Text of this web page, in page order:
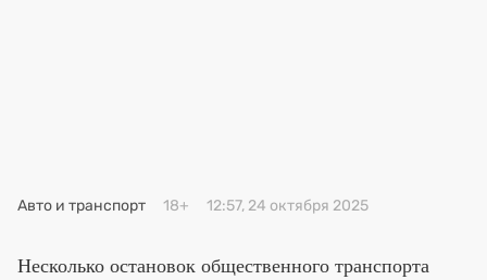
Авто и транспорт 18+ 12:57, 24 октября 2025
Несколько остановок общественного транспорта